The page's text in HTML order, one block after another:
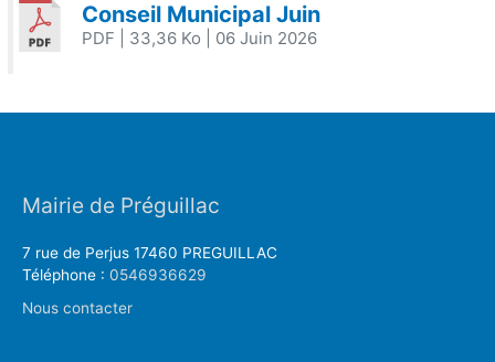
Conseil Municipal Juin
PDF | 33,36 Ko | 06 Juin 2026
Mairie de Préguillac
7 rue de Perjus 17460 PREGUILLAC
Téléphone : 0546936629
Nous contacter